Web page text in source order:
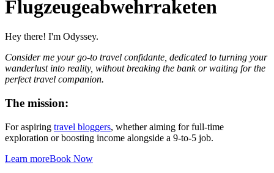
Flugzeugeabwehrraketen
Hey there! I'm Odyssey.
Consider me your go-to travel confidante, dedicated to turning your
wanderlust into reality, without breaking the bank or waiting for the
perfect travel companion.
The mission:
For aspiring travel bloggers, whether aiming for full-time
exploration or boosting income alongside a 9-to-5 job.
Learn moreBook Now